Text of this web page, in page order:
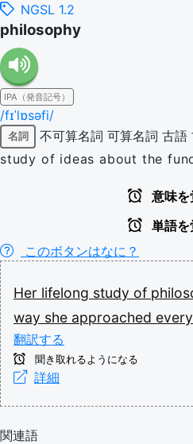
NGSL 1.2
philosophy
IPA（発音記号）
/fɪˈlɒsəfi/
名詞 不可算名詞 可算名詞 古語
study of ideas about the
意味を
単語を
このボタンはなに？
Her lifelong study of
way she approached every
翻訳する
聞き取れるようになる
詳細
関連語